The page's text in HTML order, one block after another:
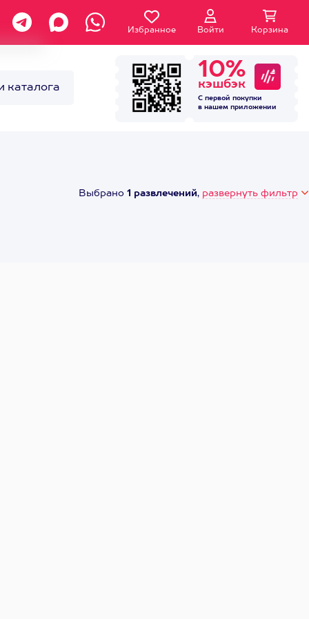
Избранное Войти Корзина
каталога
10%
кэшбэк
С первой покупки
в нашем приложении
Выбрано 1 развлечений, развернуть фильтр